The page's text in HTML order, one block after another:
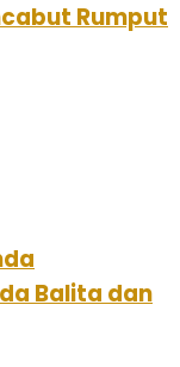
Rumput
Balita dan